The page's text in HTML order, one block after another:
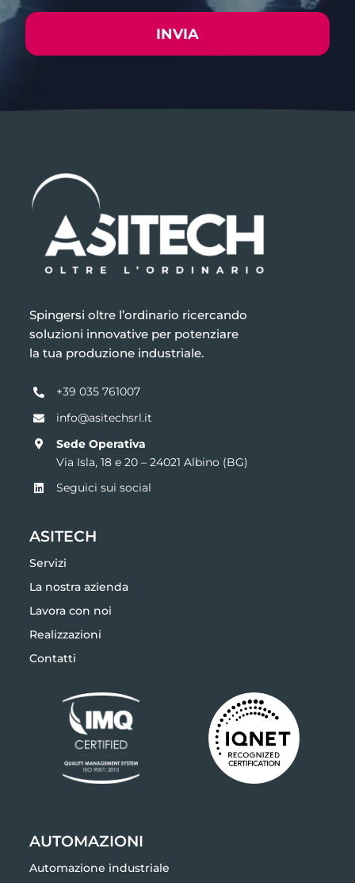
INVIA
soluzioni innovative per potenziare
la tua produzione industriale.
info@asitechsrl.it
Sede Operativa
Via Isla, 18 e 20 –
Seguici sui social
Servizi
La nostra azienda
Lavora con noi
Realizzazioni
Contatti
Automazione industriale
Automazione impianti di processo